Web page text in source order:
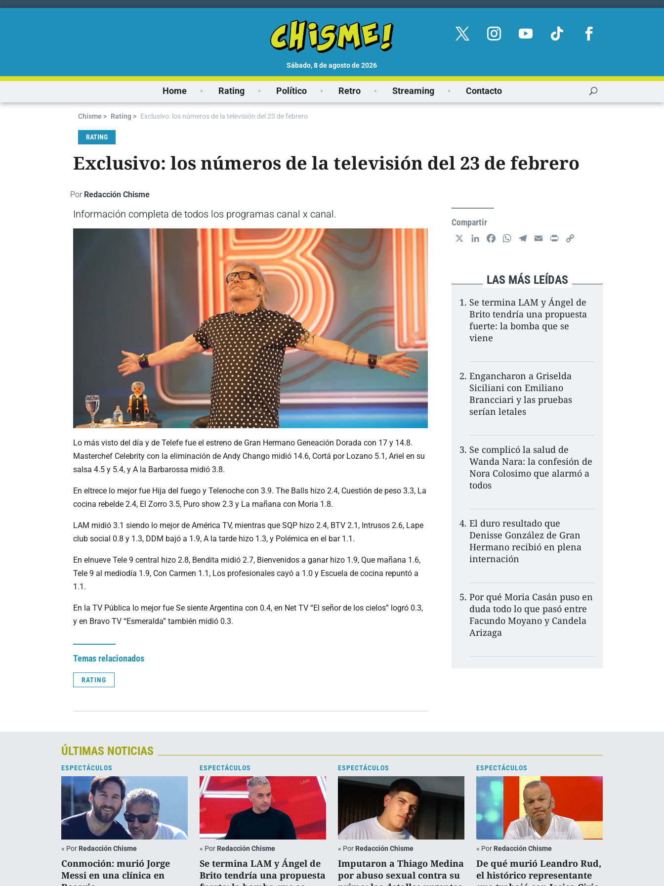
sábado, 8 de agosto de 2026
Home Rating Político Retro Streaming Contacto
Chisme > Rating > Exclusivo: los números de la televisión del 23 de febrero
RATING
Exclusivo: los números de la televisión del 23 de febrero
Por Redacción Chisme
Información completa de todos los programas canal x canal.
Lo más visto del día y de Telefe fue el estreno de Gran Hermano Geneación Dorada con 17 y 14.8.
Masterchef Celebrity con la eliminación de Andy Chango midió 14.6, Cortá por Lozano 5.1, Ariel en su
salsa 4.5 y 5.4, y A la Barbarossa midió 3.8.
En eltrece lo mejor fue Hija del fuego y Telenoche con 3.9. The Balls hizo 2.4, Cuestión de peso 3.3, La
cocina rebelde 2.4, El Zorro 3.5, Puro show 2.3 y La mañana con Moria 1.8.
LAM midió 3.1 siendo lo mejor de América TV, mientras que SQP hizo 2.4, BTV 2.1, Intrusos 2.6, Lape
club social 0.8 y 1.3, DDM bajó a 1.9, A la tarde hizo 1.3, y Polémica en el bar 1.1.
En elnueve Tele 9 central hizo 2.8, Bendita midió 2.7, Bienvenidos a ganar hizo 1.9, Que mañana 1.6,
Tele 9 al mediodía 1.9, Con Carmen 1.1, Los profesionales cayó a 1.0 y Escuela de cocina repuntó a
1.1.
En la TV Pública lo mejor fue Se siente Argentina con 0.4, en Net TV “El señor de los cielos” logró 0.3,
y en Bravo TV “Esmeralda” también midió 0.3.
Temas relacionados
RATING
Compartir
e
n
e
b
k
W
t
s
e
g
r
m
i
l
n
t
L
n
k
LAS MÁS LEÍDAS
Se termina LAM y Ángel de
Brito tendría una propuesta
fuerte: la bomba que se
viene
Engancharon a Griselda
Siciliani con Emiliano
Brancciari y las pruebas
serían letales
Se complicó la salud de
Wanda Nara: la confesión de
Nora Colosimo que alarmó a
todos
El duro resultado que
Denisse González de Gran
Hermano recibió en plena
internación
Por qué Moria Casán puso en
duda todo lo que pasó entre
Facundo Moyano y Candela
Arizaga
ÚLTIMAS NOTICIAS
ESPECTÁCULOS
« Por Redacción Chisme
Conmoción: murió Jorge
Messi en una clínica en
ESPECTÁCULOS
« Por Redacción Chisme
Se termina LAM y Ángel de
Brito tendría una propuesta
ESPECTÁCULOS
« Por Redacción Chisme
Imputaron a Thiago Medina
por abuso sexual contra su
ESPECTÁCULOS
« Por Redacción Chisme
De qué murió Leandro Rud,
el histórico representante